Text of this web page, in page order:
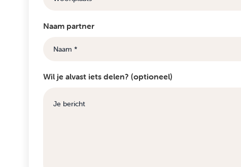
Naam partner
Wil je alvast iets delen? (optioneel)